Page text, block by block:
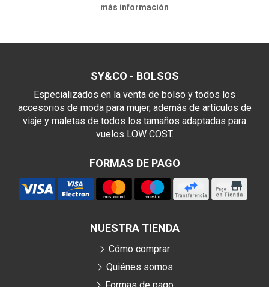
más información
SY&CO - BOLSOS
Especializados en la venta de bolso y todos los
accesorios de moda para mujer, además de artículos de
viaje y maletas de todos los tamaños adaptadas para
vuelos LOW COST.
FORMAS DE PAGO
NUESTRA TIENDA
Cómo comprar
Quiénes somos